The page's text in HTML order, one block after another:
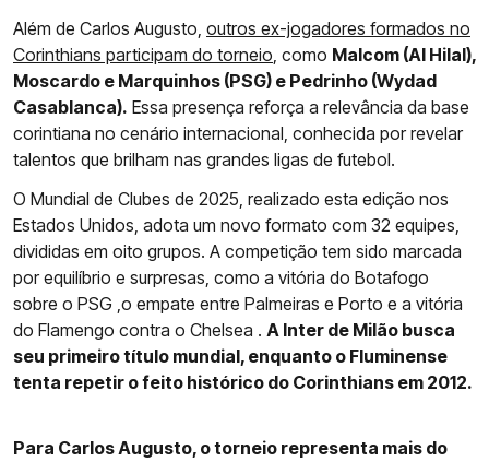
Além de Carlos Augusto, outros ex-jogadores formados no
Corinthians participam do torneio, como Malcom (Al Hilal),
Moscardo e Marquinhos (PSG) e Pedrinho (Wydad
Casablanca). Essa presença reforça a relevância da base
corintiana no cenário internacional, conhecida por revelar
talentos que brilham nas grandes ligas de futebol.
O Mundial de Clubes de 2025, realizado esta edição nos
Estados Unidos, adota um novo formato com 32 equipes,
divididas em oito grupos. A competição tem sido marcada
por equilíbrio e surpresas, como a vitória do Botafogo
sobre o PSG ,o empate entre Palmeiras e Porto e a vitória
do Flamengo contra o Chelsea . A Inter de Milão busca
seu primeiro título mundial, enquanto o Fluminense
tenta repetir o feito histórico do Corinthians em 2012.
Para Carlos Augusto, o torneio representa mais do